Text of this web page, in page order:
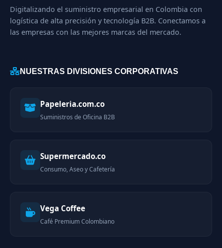
Digitalizando el suministro empresarial en Colombia con
logística de alta precisión y tecnología B2B. Conectamos a
las empresas con las mejores marcas del mercado.
NUESTRAS DIVISIONES CORPORATIVAS
Papeleria.com.co
Suministros de Oficina B2B
Supermercado.co
Consumo, Aseo y Cafetería
Vega Coffee
Café Premium Colombiano